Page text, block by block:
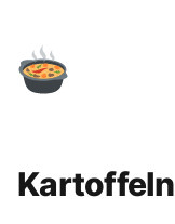
Kartoffeln